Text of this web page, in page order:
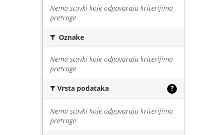
Nema stavki koje odgovaraju kriterijima
pretrage
Oznake
Nema stavki koje odgovaraju kriterijima
pretrage
Vrsta podataka ?
Nema stavki koje odgovaraju kriterijima
pretrage